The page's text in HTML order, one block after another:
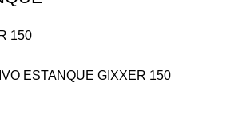
150
ESTANQUE GIXXER 150